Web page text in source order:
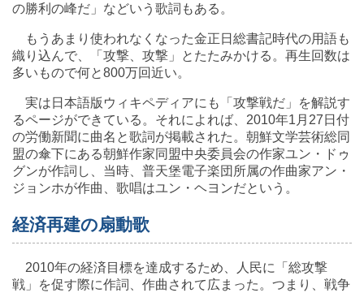
の勝利の峰だ」などいう歌詞もある。
もうあまり使われなくなった金正日総書記時代の用語も
織り込んで、「攻撃、攻撃」とたたみかける。再生回数は
多いもので何と800万回近い。
実は日本語版ウィキペディアにも「攻撃戦だ」を解説す
るページができている。それによれば、2010年1月27日付
の労働新聞に曲名と歌詞が掲載された。朝鮮文学芸術総同
盟の傘下にある朝鮮作家同盟中央委員会の作家ユン・ドゥ
グンが作詞し、当時、普天堡電子楽団所属の作曲家アン・
ジョンホが作曲、歌唱はユン・ヘヨンだという。
経済再建の扇動歌
2010年の経済目標を達成するため、人民に「総攻撃
戦」を促す際に作詞、作曲されて広まった。つまり、戦争